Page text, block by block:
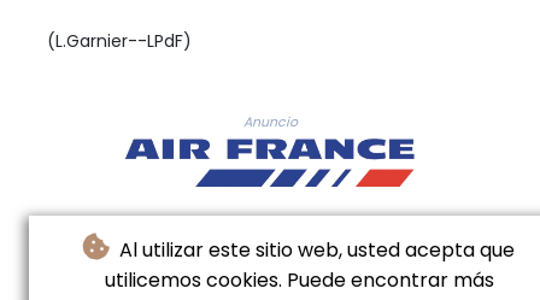
Al utilizar este sitio web, usted acepta que
utilicemos cookies. Puede encontrar más
(L.Garnier--LPdF)
Anuncio